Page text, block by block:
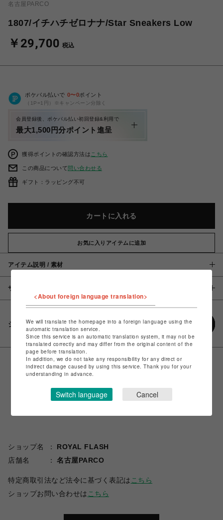
名古屋PARCO
1807/イチハチゼロナナ/Star Sneakers Low
￥29,700 税込
ポケパル払いで 0〜0ポイント
（1P=1円）※キャンペーン分除く
会員登録後、ポケパル払い初回登録&利用で
最大1,500円分ポイント進呈
獲得ポイントの確認方法は こちら
この商品について問い合わせる
ギフト：ラッピング不可
カートに入れる
お気に入りアイテムに追加
アイテム説明 / 素材
サイズ
シェアする
ショップ名
ROYAL FLASH
店舗名
名古屋PARCO
特定商取引法など法令に基づく表記は こちら
ショップお問い合わせは こちら
<About foreign language translation>
We will translate the homepage into a foreign language using the
automatic translation service.
Since this service is an automatic translation system, it may not be
translated correctly and may differ from the original content of the
page before translation.
In addition, we do not take any responsibility for any direct or
indirect damage caused by using this service. Thank you for your
understanding in advance.
Switch language Cancel